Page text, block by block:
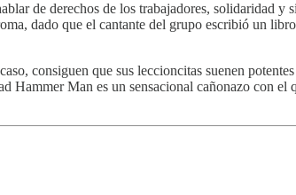
de derechos de los trabajadores, solidaridad
dado que el cantante del grupo escribió un
consiguen que sus leccioncitas suenen
Man es un sensacional cañonazo con el